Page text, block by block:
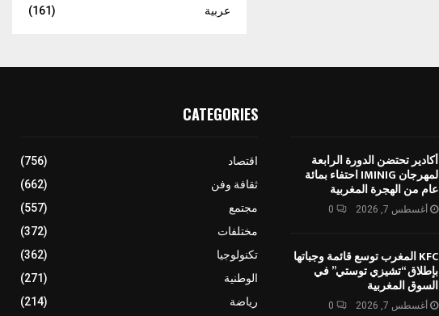
عربية
(161)
أكادير تحتضن الدورة الرابعة
لمهرجان IMINIG احتفاء بمائة
عام من الهجرة المغربية
أغسطس 7, 2026 0
KFC المغرب توسع قائمة وجباتها
بإطلاق “تشيزي توستي” في
السوق المغربية
أغسطس 7, 2026 0
CATEGORIES
اقتصاد
(756)
ثقافة وفن
(662)
مجتمع
(557)
مختلفات
(372)
تكنولوجيا
(362)
الوطنية
(271)
رياضة
(214)